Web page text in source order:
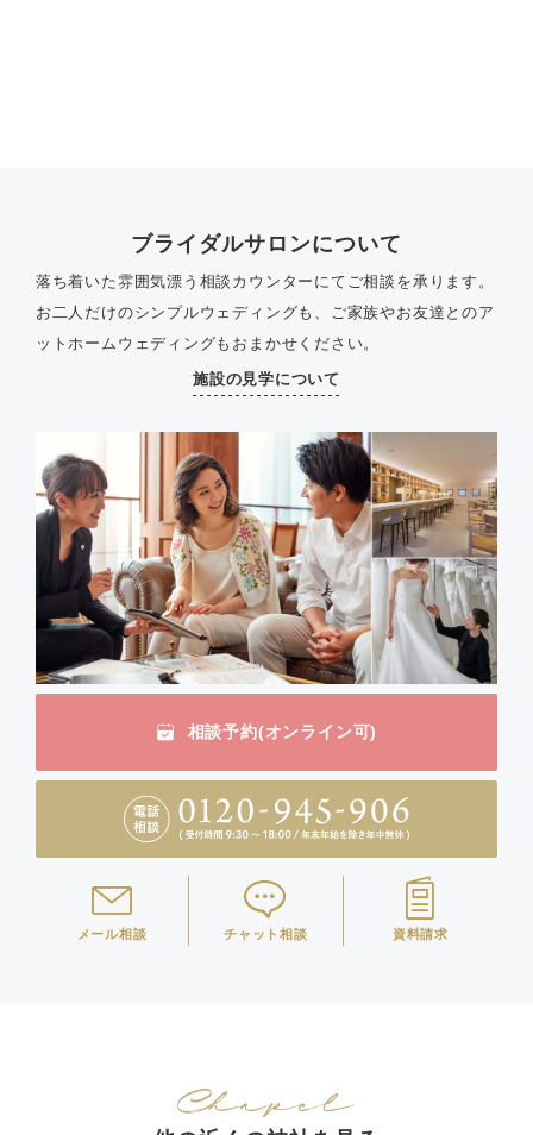
ブライダルサロンについて
落ち着いた雰囲気漂う相談カウンターにてご相談を承ります。
お二人だけのシンプルウェディングも、ご家族やお友達とのア
ットホームウェディングもおまかせください。
施設の見学について
相談予約(オンライン可)
メール相談 チャット相談 資料請求